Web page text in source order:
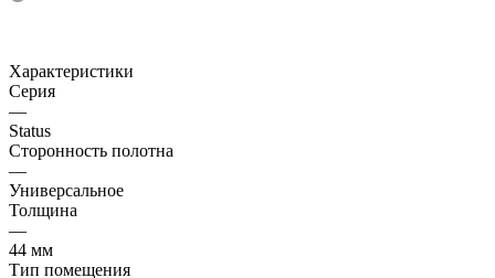
Характеристики
Серия
—
Status
Сторонность полотна
—
Универсальное
Толщина
—
44 мм
Тип помещения